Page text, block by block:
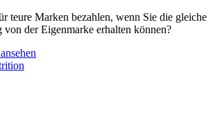
teure Marken bezahlen, wenn Sie die gleiche
von der Eigenmarke erhalten können?